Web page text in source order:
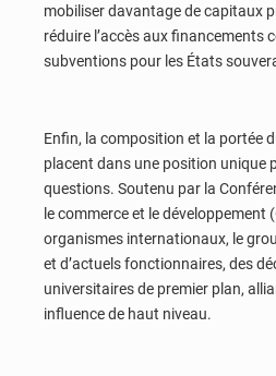
mobiliser davantage de capitaux
réduire l’accès aux financements
subventions pour les États
Enfin, la composition et la portée
placent dans une position unique
questions. Soutenu par la
le commerce et le développement
organismes internationaux, le
et d’actuels fonctionnaires, des
universitaires de premier plan,
influence de haut niveau.